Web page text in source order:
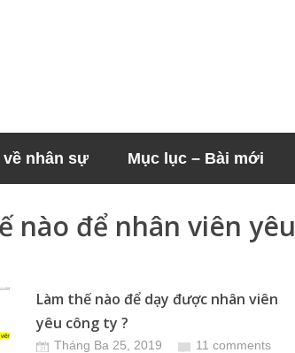
về nhân sự Mục lục – Bài mới
nào để nhân viên yêu
Làm thế nào để dạy được nhân viên
yêu công ty ?
Tháng Ba 25, 2019 11 comments